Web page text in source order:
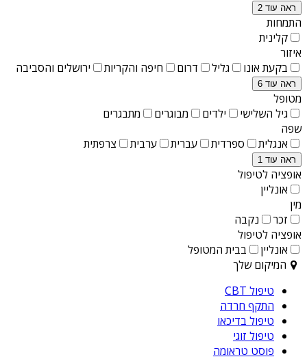
ראה עוד 2
התמחות
קלינית
איזור
בקעת אונו
גליל דרום חיפה והקריות ירושלים והסביבה
ראה עוד 6
מטופל
גיל השלישי
ילדים מבוגרים
מתבגרים
שפה
אנגלית
ספרדית עברית ערבית צרפתית
ראה עוד 1
אופציה לטיפול
אונליין
מין
זכר
נקבה
אופציה לטיפול
אונליין
בבית המטופל
המיקום שלך
טיפול CBT
התקף חרדה
טיפול בדיכאו
טיפול זוגי
פוסט טראומה